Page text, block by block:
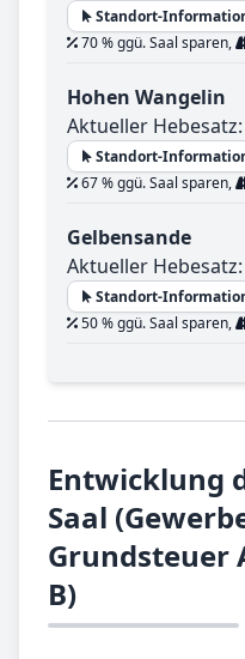
Standort-
70 % ggü. Saal sparen,
Hohen Wangelin
Aktueller Hebesatz:
Standort-
67 % ggü. Saal sparen,
Gelbensande
Aktueller Hebesatz:
Standort-
50 % ggü. Saal sparen,
Entwicklung
Saal
Grundsteuer
B)